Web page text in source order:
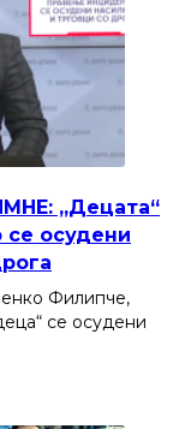
„Децата“
осудени
Филипче,
се осудени